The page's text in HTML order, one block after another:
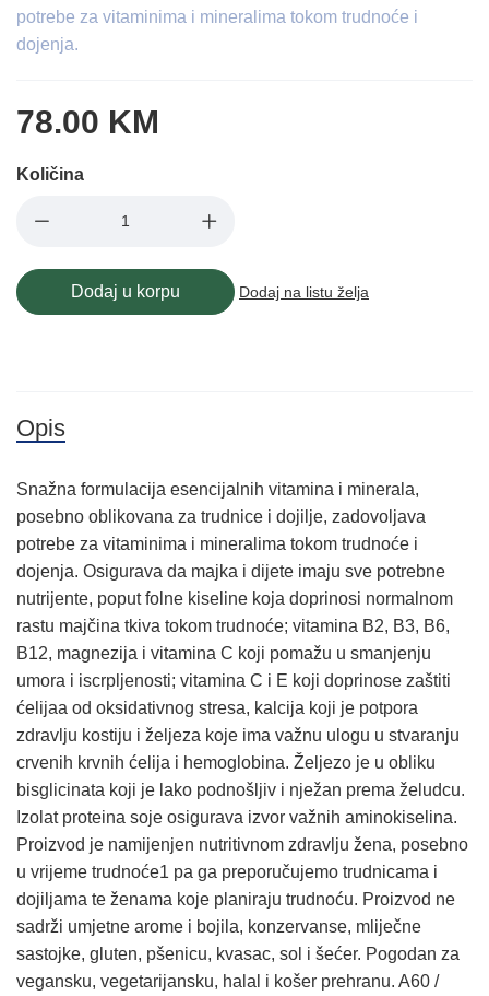
potrebe za vitaminima i mineralima tokom trudnoće i
dojenja.
78.00 KM
Količina
Dodaj u korpu Dodaj na listu želja
Opis
Snažna formulacija esencijalnih vitamina i minerala,
posebno oblikovana za trudnice i dojilje, zadovoljava
potrebe za vitaminima i mineralima tokom trudnoće i
dojenja. Osigurava da majka i dijete imaju sve potrebne
nutrijente, poput folne kiseline koja doprinosi normalnom
rastu majčina tkiva tokom trudnoće; vitamina B2, B3, B6,
B12, magnezija i vitamina C koji pomažu u smanjenju
umora i iscrpljenosti; vitamina C i E koji doprinose zaštiti
ćelijaa od oksidativnog stresa, kalcija koji je potpora
zdravlju kostiju i željeza koje ima važnu ulogu u stvaranju
crvenih krvnih ćelija i hemoglobina. Željezo je u obliku
bisglicinata koji je lako podnošljiv i nježan prema želudcu.
Izolat proteina soje osigurava izvor važnih aminokiselina.
Proizvod je namijenjen nutritivnom zdravlju žena, posebno
u vrijeme trudnoće1 pa ga preporučujemo trudnicama i
dojiljama te ženama koje planiraju trudnoću. Proizvod ne
sadrži umjetne arome i bojila, konzervanse, mliječne
sastojke, gluten, pšenicu, kvasac, sol i šećer. Pogodan za
vegansku, vegetarijansku, halal i košer prehranu. A60 /